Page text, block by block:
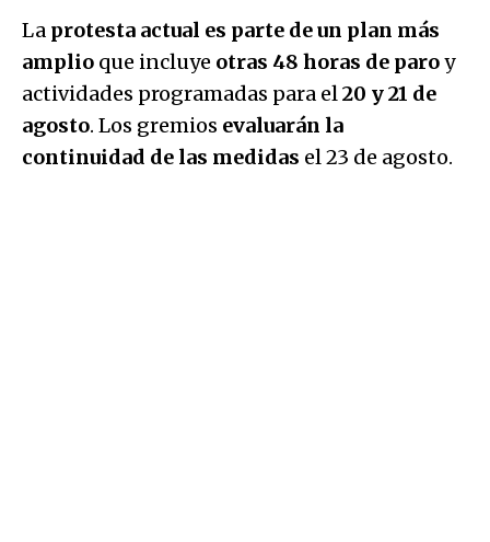
La protesta actual es parte de un plan más
amplio que incluye otras 48 horas de paroy
actividades programadas para el 20 y 21 de
agosto. Los gremios evaluarán la
continuidad de las medidas el 23 de agosto.